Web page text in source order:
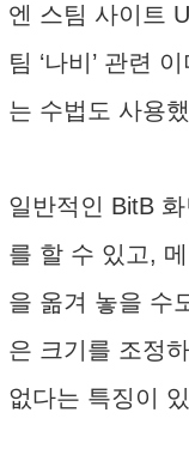
엔 스팀 사이트
팀 ‘나비’ 관련
는 수법도 사용
일반적인 BitB
를 할 수 있고,
을 옮겨 놓을 수
은 크기를 조정
없다는 특징이